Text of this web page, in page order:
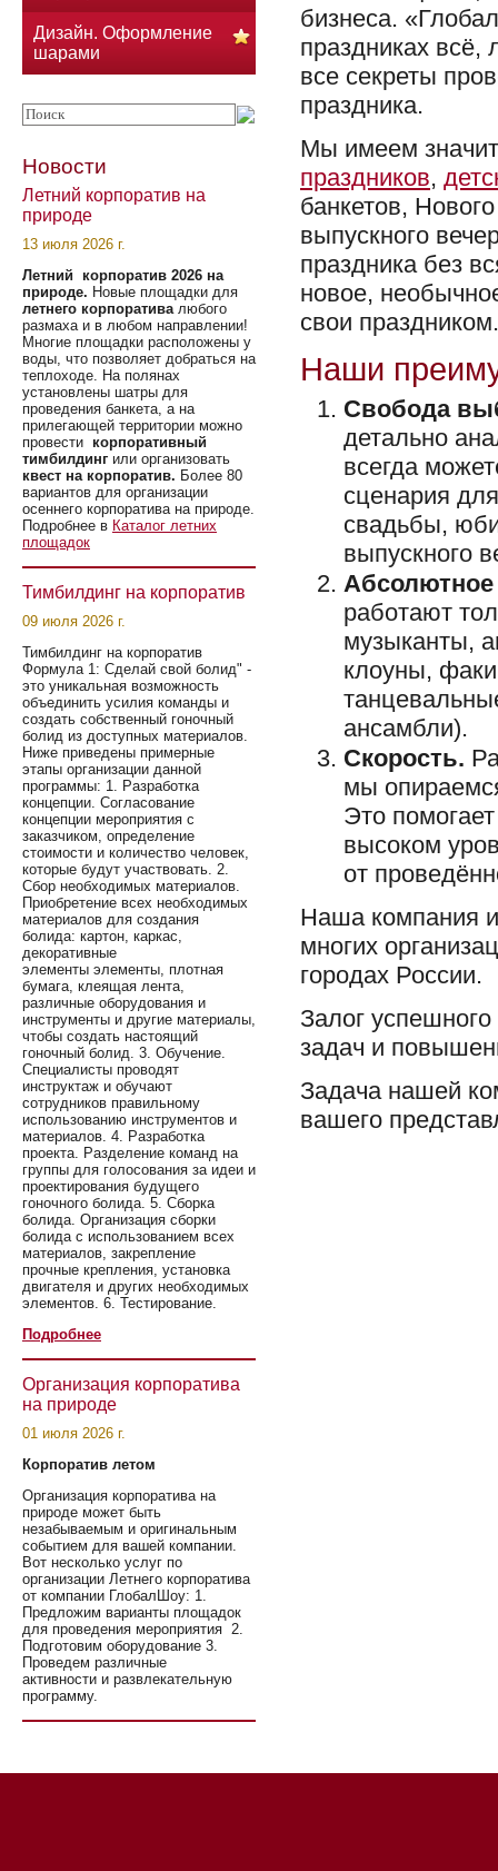
бизнеса.
праздниках
все секреты
праздника.
Мы имеем
праздников,
банкетов,
выпускного
праздника без
новое,
свои праздником.
Наши
Свобода
детально
всегда
сценария
свадьбы,
выпускного
Абсолютное
работают
музыканты,
клоуны,
ансамбли).
Скорость.
мы
Это
высоком
от
Наша компания
многих
городах России.
Залог
задач и
Задача нашей
вашего
Дизайн. Оформление
шарами
Новости
Летний корпоратив на
природе
13 июля 2026 г.
Летний корпоратив 2026 на
природе. Новые площадки для
летнего корпоративалюбого
размаха и в любом направлении!
Многие площадки расположены у
воды, что позволяет добраться на
теплоходе. На полянах
установлены шатры для
проведения банкета, а на
прилегающей территории можно
провести корпоративный
тимбилдинг или организовать
квест на корпоратив. Более 80
вариантов для организации
осеннего корпоратива на природе.
Подробнее в Каталог летних
площадок
Тимбилдинг на корпоратив
09 июля 2026 г.
Тимбилдинг на корпоратив
Формула 1: Сделай свой болид" -
это уникальная возможность
объединить усилия команды и
создать собственный гоночный
болид из доступных материалов.
Ниже приведены примерные
этапы организации данной
программы: 1. Разработка
концепции. Согласование
концепции мероприятия с
заказчиком, определение
стоимости и количество человек,
которые будут участвовать. 2.
Сбор необходимых материалов.
Приобретение всех необходимых
материалов для создания
болида: картон, каркас,
декоративные
элементы элементы, плотная
бумага, клеящая лента,
различные оборудования и
инструменты и другие материалы,
чтобы создать настоящий
гоночный болид. 3. Обучение.
Специалисты проводят
инструктаж и обучают
сотрудников правильному
использованию инструментов и
материалов. 4. Разработка
проекта. Разделение команд на
группы для голосования за идеи и
проектирования будущего
гоночного болида. 5. Сборка
болида. Организация сборки
болида с использованием всех
материалов, закрепление
прочные крепления, установка
двигателя и других необходимых
элементов. 6. Тестирование.
Подробнее
Организация корпоратива
на природе
01 июля 2026 г.
Корпоратив летом
Организация корпоратива на
природе может быть
незабываемым и оригинальным
событием для вашей компании.
Вот несколько услуг по
организации Летнего корпоратива
от компании ГлобалШоу: 1.
Предложим варианты площадок
для проведения мероприятия 2.
Подготовим оборудование 3.
Проведем различные
активности и развлекательную
программу.